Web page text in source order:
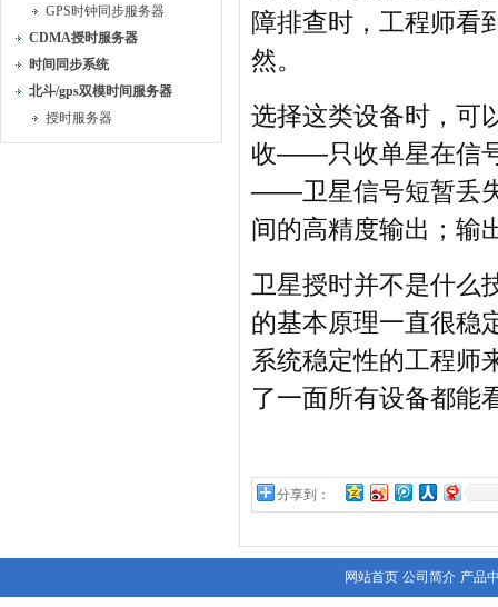
GPS时钟同步服务器
CDMA授时服务器
时间同步系统
北斗/gps双模时间服务器
授时服务器
障排查时，工程师看
然。
选择这类设备时，可
收——只收单星在信
——卫星信号短暂丢
间的高精度输出；输
卫星授时并不是什么
的基本原理一直很稳
系统稳定性的工程师
了一面所有设备都
分享到：
网站首页 公司简介 产品